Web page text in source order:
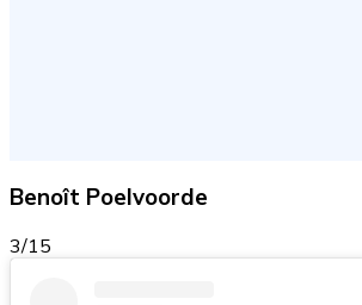
Benoît Poelvoorde
3/15